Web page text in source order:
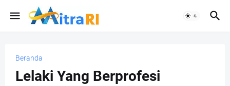
Beranda
Lelaki Yang Berprofesi